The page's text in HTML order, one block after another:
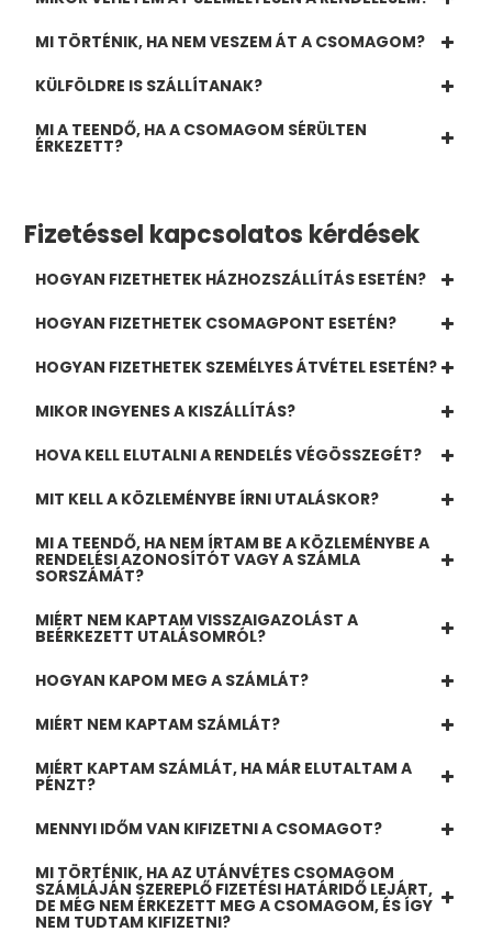
MI TÖRTÉNIK, HA NEM VESZEM ÁT A CSOMAGOM?
KÜLFÖLDRE IS SZÁLLÍTANAK?
MI A TEENDŐ, HA A CSOMAGOM SÉRÜLTEN
ÉRKEZETT?
Fizetéssel kapcsolatos kérdések
HOGYAN FIZETHETEK HÁZHOZSZÁLLÍTÁS ESETÉN?
HOGYAN FIZETHETEK CSOMAGPONT ESETÉN?
HOGYAN FIZETHETEK SZEMÉLYES ÁTVÉTEL ESETÉN?
MIKOR INGYENES A KISZÁLLÍTÁS?
HOVA KELL ELUTALNI A RENDELÉS VÉGÖSSZEGÉT?
MIT KELL A KÖZLEMÉNYBE ÍRNI UTALÁSKOR?
MI A TEENDŐ, HA NEM ÍRTAM BE A KÖZLEMÉNYBE A
RENDELÉSI AZONOSÍTÓT VAGY A SZÁMLA
SORSZÁMÁT?
MIÉRT NEM KAPTAM VISSZAIGAZOLÁST A
BEÉRKEZETT UTALÁSOMRÓL?
HOGYAN KAPOM MEG A SZÁMLÁT?
MIÉRT NEM KAPTAM SZÁMLÁT?
MIÉRT KAPTAM SZÁMLÁT, HA MÁR ELUTALTAM A
PÉNZT?
MENNYI IDŐM VAN KIFIZETNI A CSOMAGOT?
MI TÖRTÉNIK, HA AZ UTÁNVÉTES CSOMAGOM
SZÁMLÁJÁN SZEREPLŐ FIZETÉSI HATÁRIDŐ LEJÁRT,
DE MÉG NEM ÉRKEZETT MEG A CSOMAGOM, ÉS ÍGY
NEM TUDTAM KIFIZETNI?